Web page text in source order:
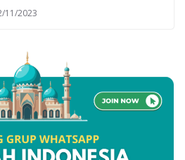
11/2023